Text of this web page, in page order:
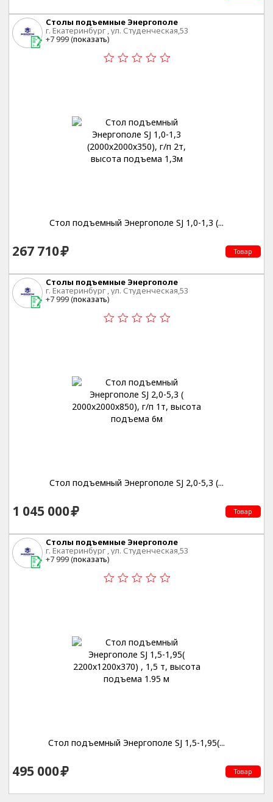
Столы подъемные Энергополе
г. Екатеринбург , ул. Студенческая,53
+7 999 (показать)
Стол подъемный Энергополе SJ 1,0-1,3 (...
267 710 Товар
Столы подъемные Энергополе
г. Екатеринбург , ул. Студенческая,53
+7 999 (показать)
Стол подъемный Энергополе SJ 2,0-5,3 (...
1 045 000 Товар
Столы подъемные Энергополе
г. Екатеринбург , ул. Студенческая,53
+7 999 (показать)
Стол подъемный Энергополе SJ 1,5-1,95(...
495 000 Товар